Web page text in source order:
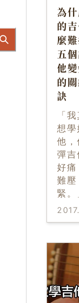
為
的
麼
五
他
的
訣
「
想學
他，
彈吉
好痛
難壓
緊。